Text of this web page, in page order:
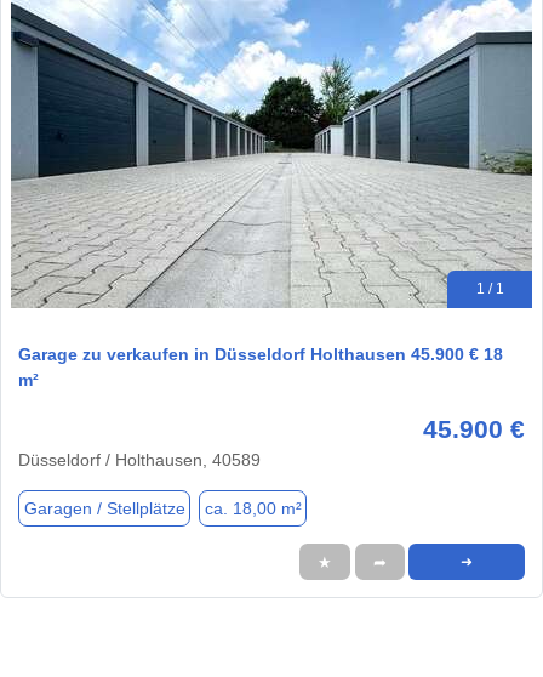
1 / 1
Garage zu verkaufen in Düsseldorf Holthausen 45.900 € 18
m²
45.900 €
Düsseldorf / Holthausen, 40589
Garagen / Stellplätze ca. 18,00 m²
★ ➦ ➜